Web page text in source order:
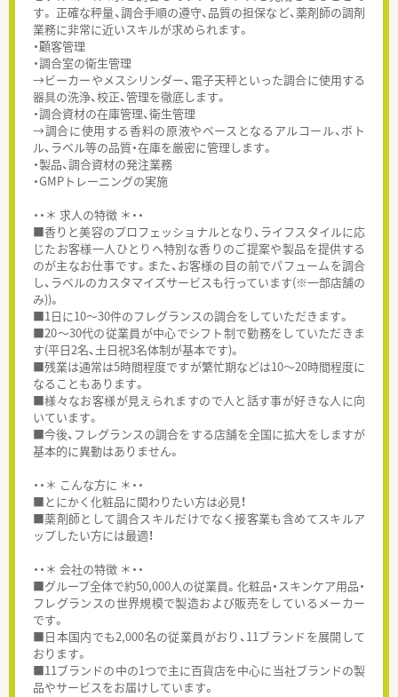
す。 正確な秤量、調合手順の遵守、品質の担保など、薬剤師の調剤
業務に非常に近いスキルが求められます。
・顧客管理
・調合室の衛生管理
→ビーカーやメスシリンダー、電子天秤といった調合に使用する
器具の洗浄、校正、管理を徹底します。
・調合資材の在庫管理、衛生管理
→調合に使用する香料の原液やベースとなるアルコール、ボト
ル、ラベル等の品質・在庫を厳密に管理します。
・製品、調合資材の発注業務
・GMPトレーニングの実施
・・＊ 求人の特徴 ＊・・
■香りと美容のプロフェッショナルとなり、ライフスタイルに応
じたお客様一人ひとりへ特別な香りのご提案や製品を提供する
のが主なお仕事です。また、お客様の目の前でパフュームを調合
し、ラベルのカスタマイズサービスも行っています(※一部店舗の
み))。
■1日に10～30件のフレグランスの調合をしていただきます。
■20～30代の従業員が中心でシフト制で勤務をしていただきま
す(平日2名、土日祝3名体制が基本です)。
■残業は通常は5時間程度ですが繁忙期などは10～20時間程度に
なることもあります。
■様々なお客様が見えられますので人と話す事が好きな人に向
いています。
■今後、フレグランスの調合をする店舗を全国に拡大をしますが
基本的に異動はありません。
・・＊ こんな方に ＊・・
■とにかく化粧品に関わりたい方は必見！
■薬剤師として調合スキルだけでなく接客業も含めてスキルア
ップしたい方には最適！
・・＊ 会社の特徴 ＊・・
■グループ全体で約50,000人の従業員。化粧品・スキンケア用品・
フレグランスの世界規模で製造および販売をしているメーカー
です。
■日本国内でも2,000名の従業員がおり、11ブランドを展開して
おります。
■11ブランドの中の1つで主に百貨店を中心に当社ブランドの製
品やサービスをお届けしています。